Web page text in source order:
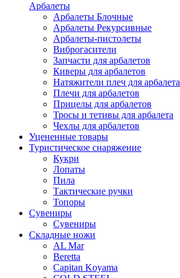
Арбалеты
Арбалеты Блочные
Арбалеты Рекурсивные
Арбалеты-пистолеты
Виброгасители
Запчасти для арбалетов
Киверы для арбалетов
Натяжители плеч для арбалета
Плечи для арбалетов
Прицелы для арбалетов
Тросы и тетивы для арбалета
Чехлы для арбалетов
Уцененные товары
Туристическое снаряжение
Кукри
Лопаты
Пила
Тактические ручки
Топоры
Сувениры
Сувениры
Складные ножи
AL Mar
Beretta
Capitan Koyama